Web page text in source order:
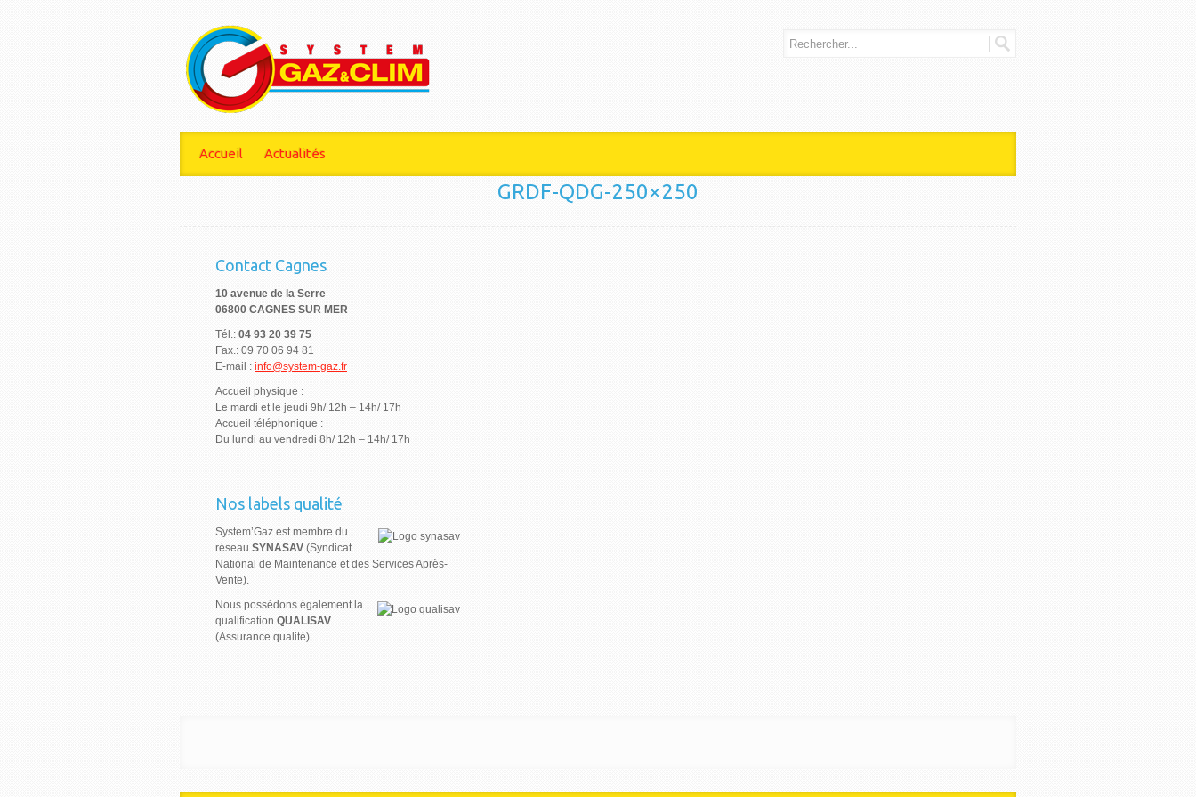
Accueil Actualités
GRDF-QDG-250×250
Contact Cagnes
10 avenue de la Serre
06800 CAGNES SUR MER
Tél.: 04 93 20 39 75
Fax.: 09 70 06 94 81
E-mail : info@system-gaz.fr
Accueil physique :
Le mardi et le jeudi 9h/ 12h – 14h/ 17h
Accueil téléphonique :
Du lundi au vendredi 8h/ 12h – 14h/ 17h
Nos labels qualité
System’Gaz est membre du
réseau SYNASAV (Syndicat
National de Maintenance et des Services Après-
Vente).
Nous possédons également la
qualification QUALISAV
(Assurance qualité).